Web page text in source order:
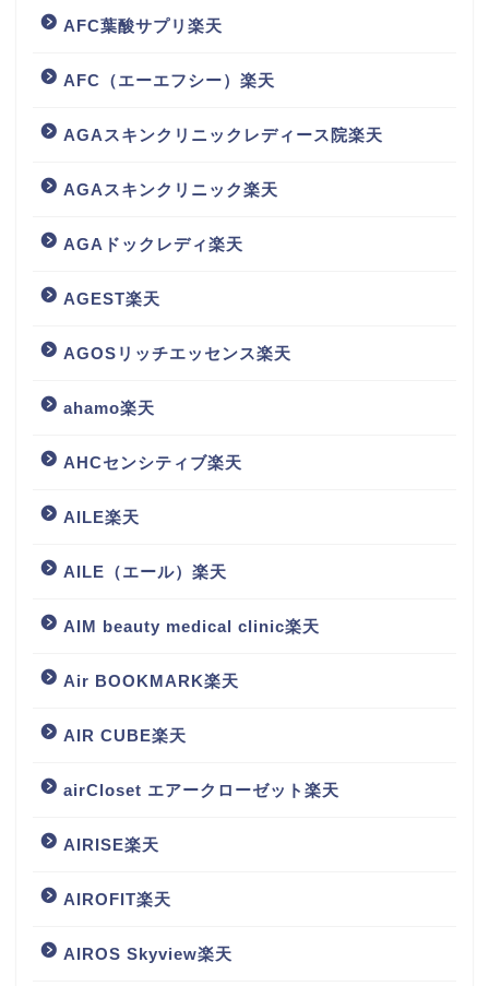
AFC葉酸サプリ楽天
AFC（エーエフシー）楽天
AGAスキンクリニックレディース院楽天
AGAスキンクリニック楽天
AGAドックレディ楽天
AGEST楽天
AGOSリッチエッセンス楽天
ahamo楽天
AHCセンシティブ楽天
AILE楽天
AILE（エール）楽天
AIM beauty medical clinic楽天
Air BOOKMARK楽天
AIR CUBE楽天
airCloset エアークローゼット楽天
AIRISE楽天
AIROFIT楽天
AIROS Skyview楽天